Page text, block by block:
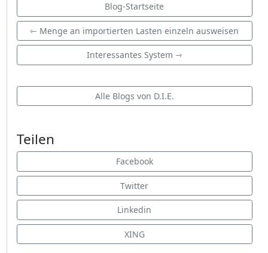
Blog-Startseite
⇽ Menge an importierten Lasten einzeln ausweisen
Interessantes System ⇾
Alle Blogs von D.I.E.
Teilen
Facebook
Twitter
Linkedin
XING